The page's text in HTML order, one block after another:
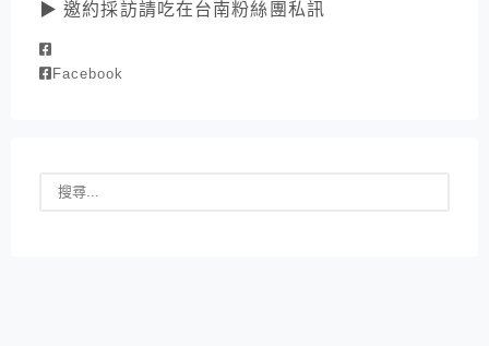
▶ 邀約採訪請吃在台南粉絲團私訊
Facebook